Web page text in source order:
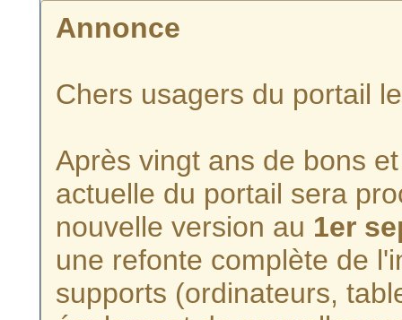
Annonce
Chers usagers du portail
Après vingt ans de bons
actuelle du portail sera
nouvelle version au 1er
une refonte complète de
supports (ordinateurs,